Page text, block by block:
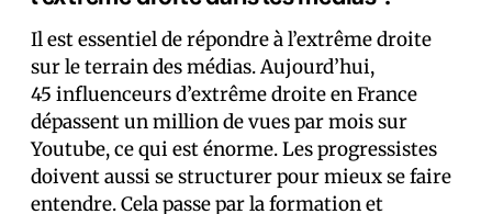
Il est essentiel de répondre à l’extrême droite
sur le terrain des médias. Aujourd’hui,
45 influenceurs d’extrême droite en France
dépassent un million de vues par mois sur
Youtube, ce qui est énorme. Les progressistes
doivent aussi se structurer pour mieux se faire
entendre. Cela passe par la formation et